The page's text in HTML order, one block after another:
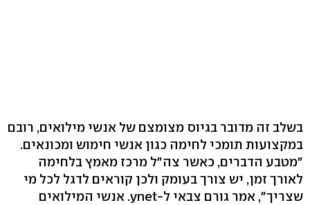
בשלב זה מדובר בגיוס מצומצם של אנשי מילואים, רובם
במקצועות תומכי לחימה כגון אנשי חימוש ומכונאים.
"מטבע הדברים, כאשר צה"ל מרכז מאמץ בלחימה
לאורך זמן, יש צורך בעומק ולכן קוראים לדגל לכל מי
שצריך", אמר גורם צבאי ל-ynet. אנשי המילואים